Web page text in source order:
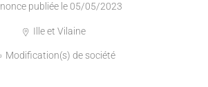
publiée le 05/05/2023
Ille et Vilaine
Modification(s) de société